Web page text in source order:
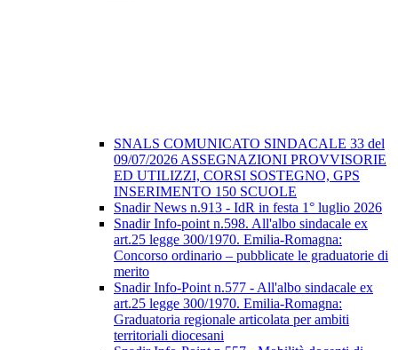
SNALS COMUNICATO SINDACALE 33 del
09/07/2026 ASSEGNAZIONI PROVVISORIE
ED UTILIZZI, CORSI SOSTEGNO, GPS
INSERIMENTO 150 SCUOLE
Snadir News n.913 - IdR in festa 1° luglio 2026
Snadir Info-point n.598. All'albo sindacale ex
art.25 legge 300/1970. Emilia-Romagna:
Concorso ordinario – pubblicate le graduatorie di
merito
Snadir Info-Point n.577 - All'albo sindacale ex
art.25 legge 300/1970. Emilia-Romagna:
Graduatoria regionale articolata per ambiti
territoriali diocesani